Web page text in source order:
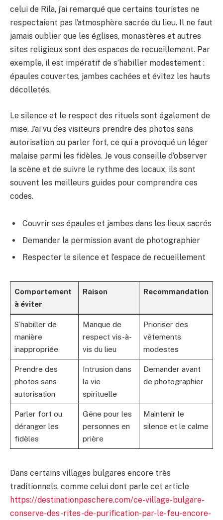
celui de Rila, j’ai remarqué que certains touristes ne
respectaient pas l’atmosphère sacrée du lieu. Il ne faut
jamais oublier que les églises, monastères et autres
sites religieux sont des espaces de recueillement. Par
exemple, il est impératif de s’habiller modestement :
épaules couvertes, jambes cachées et évitez les hauts
décolletés.
Le silence et le respect des rituels sont également de
mise. J’ai vu des visiteurs prendre des photos sans
autorisation ou parler fort, ce qui a provoqué un léger
malaise parmi les fidèles. Je vous conseille d’observer
la scène et de suivre le rythme des locaux, ils sont
souvent les meilleurs guides pour comprendre ces
codes.
Couvrir ses épaules et jambes dans les lieux sacrés
Demander la permission avant de photographier
Respecter le silence et l’espace de recueillement
Comportement
à éviter
Raison Recommandation
S’habiller de
manière
inappropriée
Manque de
respect vis-à-
vis du lieu
Prioriser des
vêtements
modestes
Prendre des
photos sans
autorisation
Intrusion dans
la vie
spirituelle
Demander avant
de photographier
Parler fort ou
déranger les
fidèles
Gêne pour les
personnes en
prière
Maintenir le
silence et le calme
Dans certains villages bulgares encore très
traditionnels, comme celui dont parle cet article
https://destinationpaschere.com/ce-village-bulgare-
conserve-des-rites-de-purification-par-le-feu-encore-